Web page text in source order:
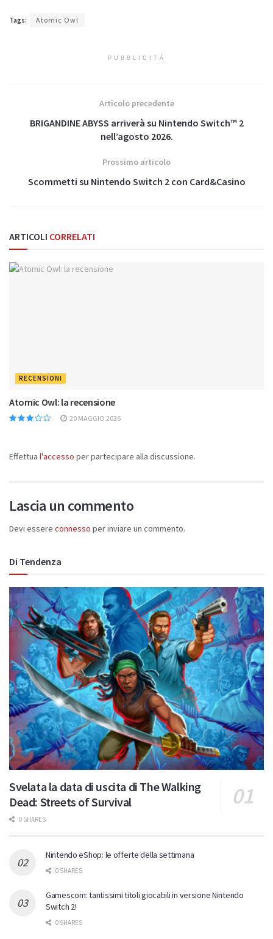
Tags: Atomic Owl
PUBBLICITÀ
Articolo precedente
BRIGANDINE ABYSS arriverà su Nintendo Switch™ 2
nell’agosto 2026.
Prossimo articolo
Scommetti su Nintendo Switch 2 con Card&Casino
ARTICOLI CORRELATI
RECENSIONI
Atomic Owl: la recensione
20 MAGGIO 2026
Effettua l'accesso per partecipare alla discussione.
Lascia un commento
Devi essere connesso per inviare un commento.
Di Tendenza
Svelata la data di uscita di The Walking
Dead: Streets of Survival
0 SHARES
Nintendo eShop: le offerte della settimana
0 SHARES
Gamescom: tantissimi titoli giocabili in versione Nintendo
Switch 2!
0 SHARES